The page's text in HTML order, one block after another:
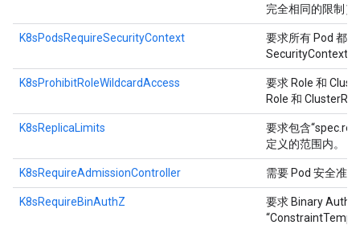
完全相同的限制
K8sPodsRequireSecurityContext
要求所有 Pod 都
SecurityContext。
K8sProhibitRoleWildcardAccess
要求 Role 和
Role 和
K8sReplicaLimits
要求包含
定义的范围内。
K8sRequireAdmissionController 需要 Pod 安全准
K8sRequireBinAuthZ
要求 Binary